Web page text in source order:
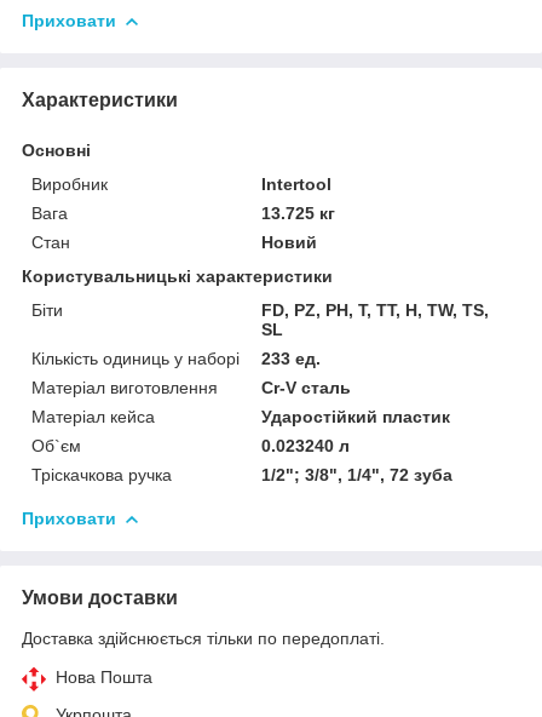
Приховати
Характеристики
Основні
Виробник
Intertool
Вага
13.725 кг
Стан
Новий
Користувальницькі характеристики
Біти
FD, PZ, PH, T, TT, H, TW, TS,
SL
Кількість одиниць у наборі
233 ед.
Матеріал виготовлення
Cr-V сталь
Матеріал кейса
Ударостійкий пластик
Об`єм
0.023240 л
Тріскачкова ручка
1/2"; 3/8", 1/4", 72 зуба
Приховати
Умови доставки
Доставка здійснюється тільки по передоплаті.
Нова Пошта